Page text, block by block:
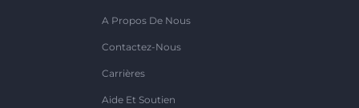
A Propos De Nous
Contactez-Nous
Carrières
Aide Et Soutien